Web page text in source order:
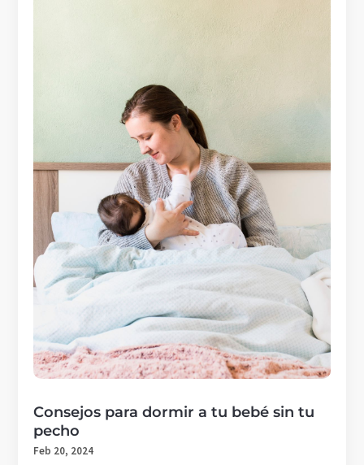
Consejos para dormir a tu bebé sin tu
pecho
Feb 20, 2024